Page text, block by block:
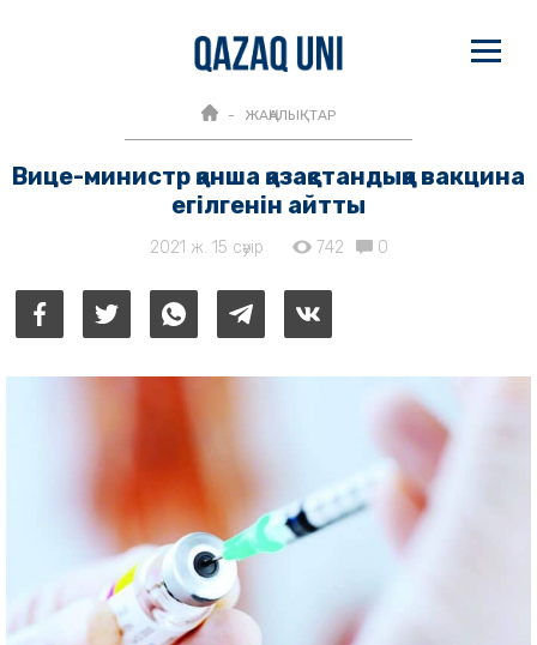
ЖАҢАЛЫҚТАР
Вице-министр қанша қазақстандыққа вакцина
егілгенін айтты
2021 ж. 15 сәуір 742 0